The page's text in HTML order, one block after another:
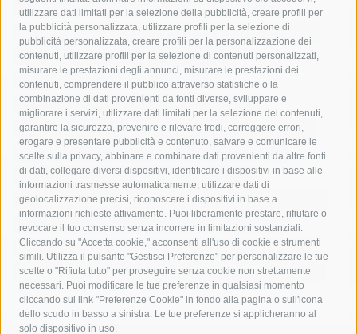
utilizzare dati limitati per la selezione della pubblicità, creare profili per
la pubblicità personalizzata, utilizzare profili per la selezione di
pubblicità personalizzata, creare profili per la personalizzazione dei
contenuti, utilizzare profili per la selezione di contenuti personalizzati,
misurare le prestazioni degli annunci, misurare le prestazioni dei
contenuti, comprendere il pubblico attraverso statistiche o la
combinazione di dati provenienti da fonti diverse, sviluppare e
migliorare i servizi, utilizzare dati limitati per la selezione dei contenuti,
garantire la sicurezza, prevenire e rilevare frodi, correggere errori,
erogare e presentare pubblicità e contenuto, salvare e comunicare le
scelte sulla privacy, abbinare e combinare dati provenienti da altre fonti
di dati, collegare diversi dispositivi, identificare i dispositivi in base alle
informazioni trasmesse automaticamente, utilizzare dati di
geolocalizzazione precisi, riconoscere i dispositivi in base a
informazioni richieste attivamente. Puoi liberamente prestare, rifiutare o
revocare il tuo consenso senza incorrere in limitazioni sostanziali.
Cliccando su "Accetta cookie," acconsenti all'uso di cookie e strumenti
simili. Utilizza il pulsante "Gestisci Preferenze" per personalizzare le tue
scelte o "Rifiuta tutto" per proseguire senza cookie non strettamente
necessari. Puoi modificare le tue preferenze in qualsiasi momento
cliccando sul link "Preferenze Cookie" in fondo alla pagina o sull'icona
dello scudo in basso a sinistra. Le tue preferenze si applicheranno al
solo dispositivo in uso.
area marina protetta di punta campanella
arresto
Asl Napoli 3 sud
capitaneria di porto capri
carabinieri
castellammare di stabia
circumvesuviana
comune di sorrento
concerto
contagi
costiera amalfitana
covid-19 eav
elezioni
fondazione sorrento
gori guardia costiera
incidente
lavori
lorenzo balducelli mare
massa lubrense
massimo coppola
Meta napoli
ordinanza
penisola sorrentina
piano di sorrento
polizia municipale
protezione civile
Regione Campania
sant'agnello
sindaco cuomo
sorrento studenti temporali
treni
turismo
Vico Equense villa fiorentino vincenzo de luca